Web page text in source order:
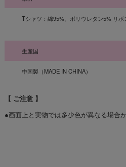
Tシャツ：綿95%、ポリウレタン5% リ
生産国
中国製（MADE IN CHINA）
【 ご注意 】
●画面上と実物では多少色が異なる場合が